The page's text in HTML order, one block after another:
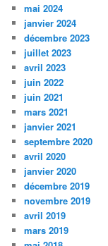
mai 2024
janvier 2024
décembre 2023
juillet 2023
avril 2023
juin 2022
juin 2021
mars 2021
janvier 2021
septembre 2020
avril 2020
janvier 2020
décembre 2019
novembre 2019
avril 2019
mars 2019